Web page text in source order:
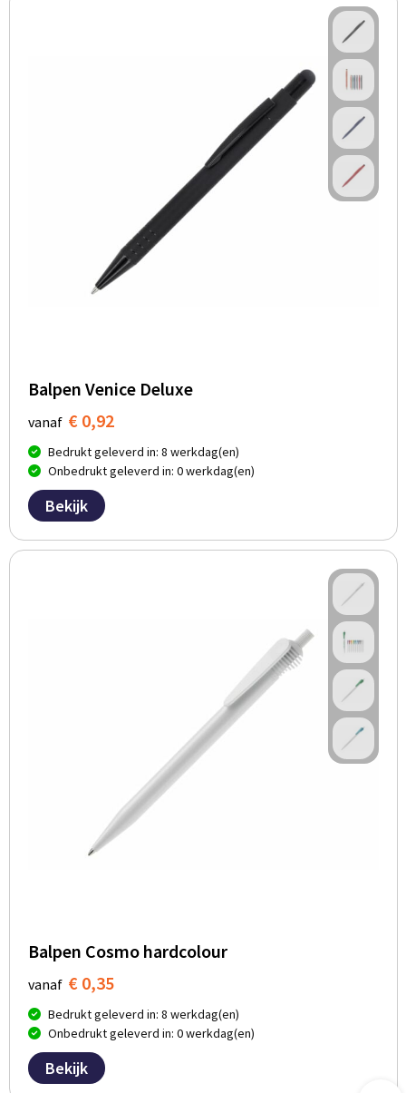
Balpen Venice Deluxe
vanaf € 0,92
Bedrukt geleverd in: 8 werkdag(en)
Onbedrukt geleverd in: 0 werkdag(en)
Bekijk
Balpen Cosmo hardcolour
vanaf € 0,35
Bedrukt geleverd in: 8 werkdag(en)
Onbedrukt geleverd in: 0 werkdag(en)
Bekijk